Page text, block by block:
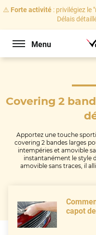
⚠️ Forte activité: privilégiez le
Délais
Menu
Covering 2
Apportez une touche
covering 2 bandes larges
intempéries et amovible
instantanément le style
amovible sans traces, il
capot